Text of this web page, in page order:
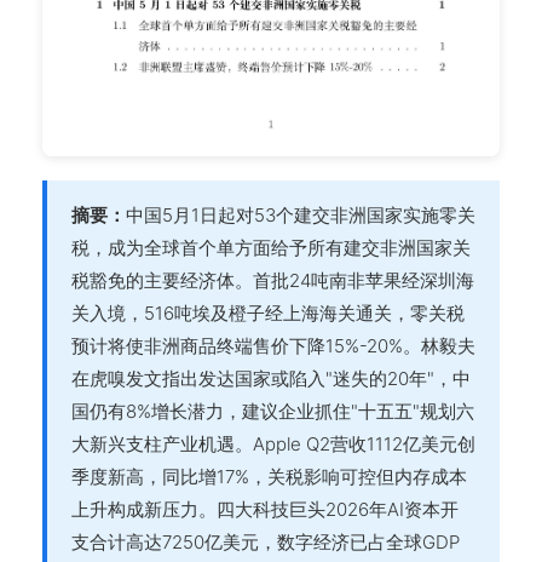
摘要： 中国5月1日起对53个建交非洲国家实施零关
税，成为全球首个单方面给予所有建交非洲国家关
税豁免的主要经济体。首批24吨南非苹果经深圳海
关入境，516吨埃及橙子经上海海关通关，零关税
预计将使非洲商品终端售价下降15%-20%。林毅夫
在虎嗅发文指出发达国家或陷入"迷失的20年"，中
国仍有8%增长潜力，建议企业抓住"十五五"规划六
大新兴支柱产业机遇。Apple Q2营收1112亿美元创
季度新高，同比增17%，关税影响可控但内存成本
上升构成新压力。四大科技巨头2026年AI资本开
支合计高达7250亿美元，数字经济已占全球GDP